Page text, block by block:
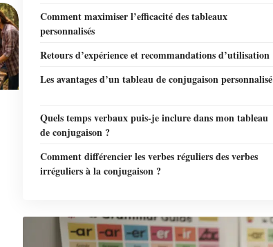
Comment maximiser l’efficacité des tableaux
personnalisés
Retours d’expérience et recommandations d’utilisation
Les avantages d’un tableau de conjugaison personnalisé
Quels temps verbaux puis-je inclure dans mon tableau
de conjugaison ?
Comment différencier les verbes réguliers des verbes
irréguliers à la conjugaison ?